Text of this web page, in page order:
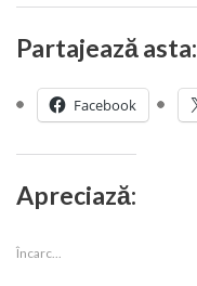
Partajează asta:
Facebook
Apreciază:
Încarc...